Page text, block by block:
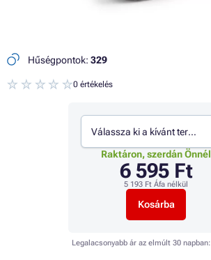
Hűségpontok: 329
0 értékelés
Válassza ki a kívánt termékváltozatot
Raktáron, szerdán Önnél
6 595 Ft
5 193 Ft Áfa nélkül
Kosárba
Legalacsonyabb ár az elmúlt 30 napban: